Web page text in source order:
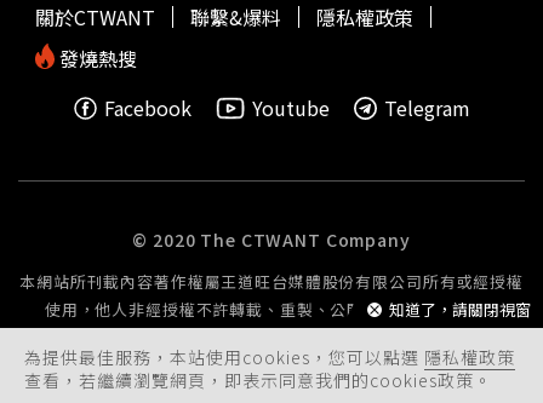
最終選出5篇得獎作品，分別為 樹林高中國中部蔡雅帆、平
溪國中楊千瑤、汐止國中黃映婷、崇林國中錢安蘋、積穗國
為提供最佳服務，本站使用cookies，您可以點選 隱私權政策
查看，若繼續瀏覽網頁，即表示同意我們的cookies政策。
知道了，請關閉視窗
關於CTWANT 聯繫&爆料
隱私權政策
發燒熱搜
Facebook
Youtube Telegram
© 2020 The CTWANT Company
本網站所刊載內容著作權屬王道旺台媒體股份有限公司所有或經授權
使用，他人非經授權不許轉載、重製、公開播送或公開傳輸。